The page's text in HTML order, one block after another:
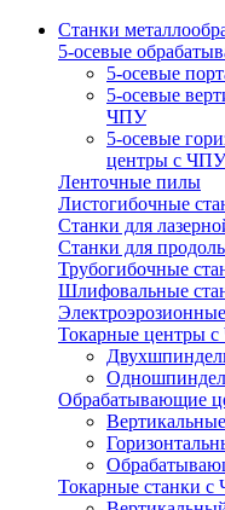
Станки
5-осевые
5-осевые
5-осевые
ЧПУ
5-осевые
центры с ЧПУ
Ленточные пилы
Листогибочные
Станки для
Станки для
Трубогибочные
Шлифовальные
Токарные центры
Обрабатывающие
Токарные станки